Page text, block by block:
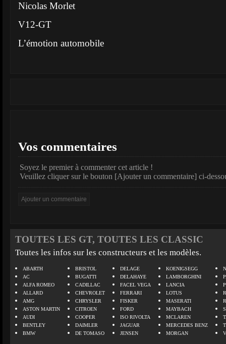
Nicolas Morlet
V12-GT
L’émotion automobile
Vos commentaires
Soyez le premier à commenter cet article !
Veuillez cliquer sur le bouton [Ajouter un commentaire] ci-
TOUTES LES GT, TOUTES LES CLASSIC
Toutes les infos sur les constructeurs et les modèles.
ABARTH
AC
ALFA ROMEO
ALLARD
AMG
ASTON MARTIN
AUDI
BENTLEY
BMW
BRISTOL
BUGATTI
CADILLAC
CHEVROLET
CHRYSLER
CITROEN
COOPER
DAIMLER
DE TOMASO
DELAGE
DELAHAYE
FACEL VEGA
FERRARI
FISKER
FORD
ISO RIVOLTA
JAGUAR
JENSEN
KOENIGSEGG
LAMBORGHINI
LANCIA
LOTUS
MASERATI
MAYBACH
MCLAREN
MERCEDES BENZ
MORGAN